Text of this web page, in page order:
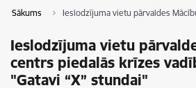
Sākums Ieslodzījuma vietu pārvaldes
Ieslodzījuma vietu
centrs piedalās krīzes
"Gatavi “X” stundai"